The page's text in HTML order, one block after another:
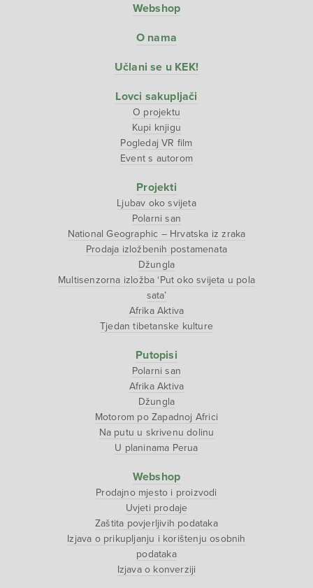
Webshop
O nama
Učlani se u KEK!
Lovci sakupljači
O projektu
Kupi knjigu
Pogledaj VR film
Event s autorom
Projekti
Ljubav oko svijeta
Polarni san
National Geographic – Hrvatska iz zraka
Prodaja izložbenih postamenata
Džungla
Multisenzorna izložba ‘Put oko svijeta u pola
sata’
Afrika Aktiva
Tjedan tibetanske kulture
Putopisi
Polarni san
Afrika Aktiva
Džungla
Motorom po Zapadnoj Africi
Na putu u skrivenu dolinu
U planinama Perua
Webshop
Prodajno mjesto i proizvodi
Uvjeti prodaje
Zaštita povjerljivih podataka
Izjava o prikupljanju i korištenju osobnih
podataka
Izjava o konverziji